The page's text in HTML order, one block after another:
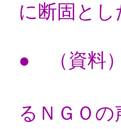
に断固とし
● （資料）
自衛隊
るＮＧＯの